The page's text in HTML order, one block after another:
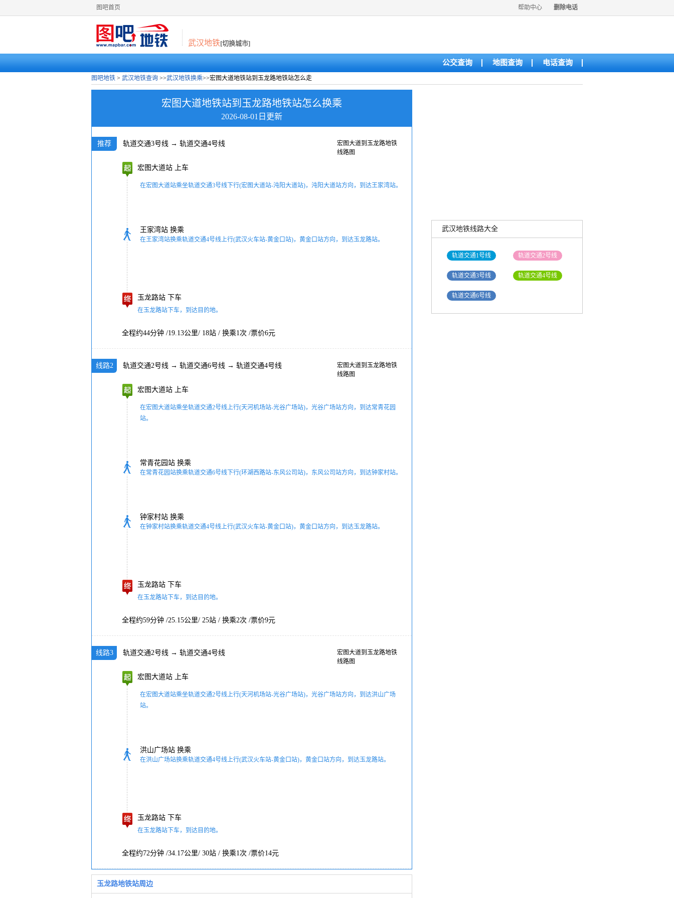
图吧首页 帮助中心 删除电话
武汉地铁[切换城市]
电话查询
地图查询
公交查询
图吧地铁 > 武汉地铁查询 >>武汉地铁换乘>>宏图大道地铁站到玉龙路地铁站怎么走
宏图大道地铁站到玉龙路地铁站怎么换乘
2026-08-01日更新
推荐 轨道交通3号线 → 轨道交通4号线
宏图大道到玉龙路地铁
线路图
宏图大道站 上车
在宏图大道站乘坐轨道交通3号线下行(宏图大道站-沌阳大道站)，沌阳大道站方向，到达王家湾站。
王家湾站 换乘
在王家湾站换乘轨道交通4号线上行(武汉火车站-黄金口站)，黄金口站方向，到达玉龙路站。
玉龙路站 下车
在玉龙路站下车，到达目的地。
全程约44分钟 /19.13公里/ 18站 / 换乘1次 /票价6元
线路2 轨道交通2号线 → 轨道交通6号线 → 轨道交通4号线
宏图大道到玉龙路地铁
线路图
宏图大道站 上车
在宏图大道站乘坐轨道交通2号线上行(天河机场站-光谷广场站)，光谷广场站方向，到达常青花园
站。
常青花园站 换乘
在常青花园站换乘轨道交通6号线下行(环湖西路站-东风公司站)，东风公司站方向，到达钟家村站。
钟家村站 换乘
在钟家村站换乘轨道交通4号线上行(武汉火车站-黄金口站)，黄金口站方向，到达玉龙路站。
玉龙路站 下车
在玉龙路站下车，到达目的地。
全程约59分钟 /25.15公里/ 25站 / 换乘2次 /票价9元
线路3 轨道交通2号线 → 轨道交通4号线
宏图大道到玉龙路地铁
线路图
宏图大道站 上车
在宏图大道站乘坐轨道交通2号线上行(天河机场站-光谷广场站)，光谷广场站方向，到达洪山广场
站。
洪山广场站 换乘
在洪山广场站换乘轨道交通4号线上行(武汉火车站-黄金口站)，黄金口站方向，到达玉龙路站。
玉龙路站 下车
在玉龙路站下车，到达目的地。
全程约72分钟 /34.17公里/ 30站 / 换乘1次 /票价14元
玉龙路地铁站周边
武汉地铁线路大全
轨道交通1号线 轨道交通2号线
轨道交通3号线 轨道交通4号线
轨道交通6号线